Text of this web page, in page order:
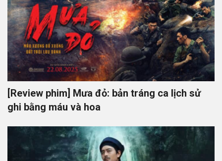
[Review phim] Mưa đỏ: bản tráng ca lịch sử
ghi bằng máu và hoa